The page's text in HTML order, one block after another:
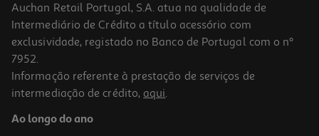
Auchan Retail Portugal, S.A. atua na qualidade de
Intermediário de Crédito a título acessório com
exclusividade, registado no Banco de Portugal com o nº
7952.
Informação referente à prestação de serviços de
intermediação de crédito, aqui.
Ao longo do ano